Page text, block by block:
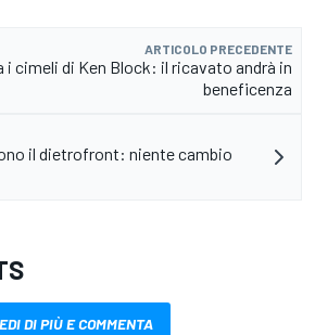
ARTICOLO PRECEDENTE
i cimeli di Ken Block: il ricavato andrà in
beneficenza
il dietrofront: niente cambio
DI PIÙ E COMMENTA